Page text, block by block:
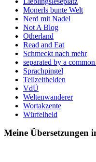
Monerls bunte Welt
Nerd mit Nadel
Not A Blog
Otherland
Read and Eat
Schmeckt nach mehr
separated by a
Sprachpingel
Teilzeithelden
VdÜ
Weltenwanderer
Wortakzente
Würfelheld
Meine Übersetzungen